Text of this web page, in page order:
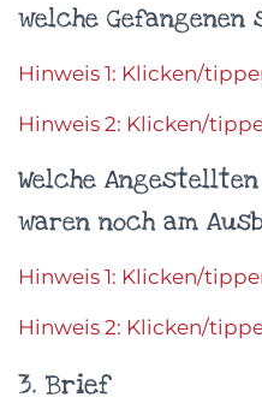
welche
Hinweis 1: Klicken/
Hinweis 2: Klicken/
Welche
waren noch am
Hinweis 1: Klicken/
Hinweis 2: Klicken/
3. Brief